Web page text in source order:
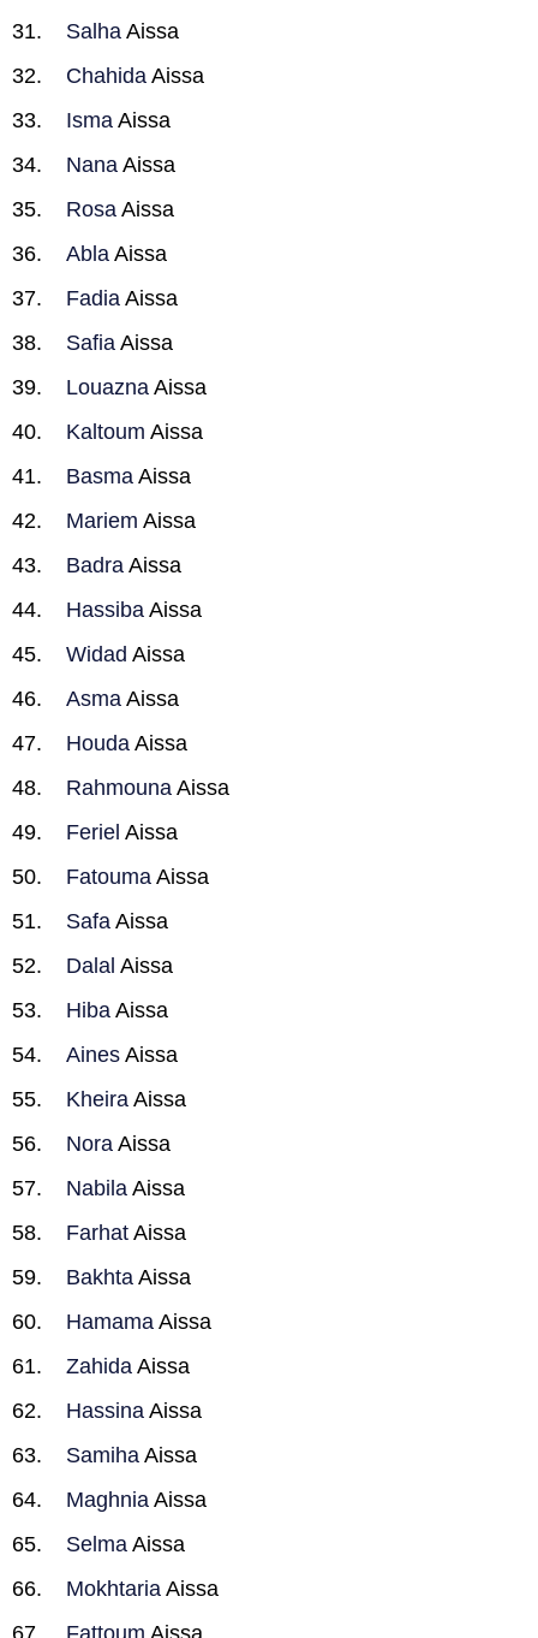
Salha Aissa
Chahida Aissa
Isma Aissa
Nana Aissa
Rosa Aissa
Abla Aissa
Fadia Aissa
Safia Aissa
Louazna Aissa
Kaltoum Aissa
Basma Aissa
Mariem Aissa
Badra Aissa
Hassiba Aissa
Widad Aissa
Asma Aissa
Houda Aissa
Rahmouna Aissa
Feriel Aissa
Fatouma Aissa
Safa Aissa
Dalal Aissa
Hiba Aissa
Aines Aissa
Kheira Aissa
Nora Aissa
Nabila Aissa
Farhat Aissa
Bakhta Aissa
Hamama Aissa
Zahida Aissa
Hassina Aissa
Samiha Aissa
Maghnia Aissa
Selma Aissa
Mokhtaria Aissa
Fattoum Aissa